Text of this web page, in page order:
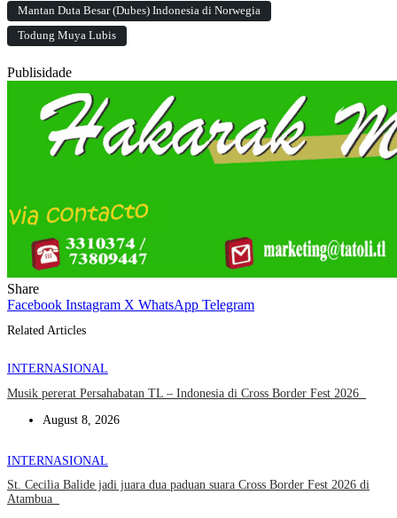
Mantan Duta Besar (Dubes) Indonesia di Norwegia
Todung Muya Lubis
Publisidade
Share
Facebook Instagram X WhatsApp Telegram
Related Articles
INTERNASIONAL
Musik pererat Persahabatan TL – Indonesia di Cross Border Fest 2026
August 8, 2026
INTERNASIONAL
St. Cecilia Balide jadi juara dua paduan suara Cross Border Fest 2026 di
Atambua